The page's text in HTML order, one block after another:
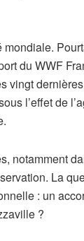
du WWF
vingt
l’effet de
notamment
La
: un
?